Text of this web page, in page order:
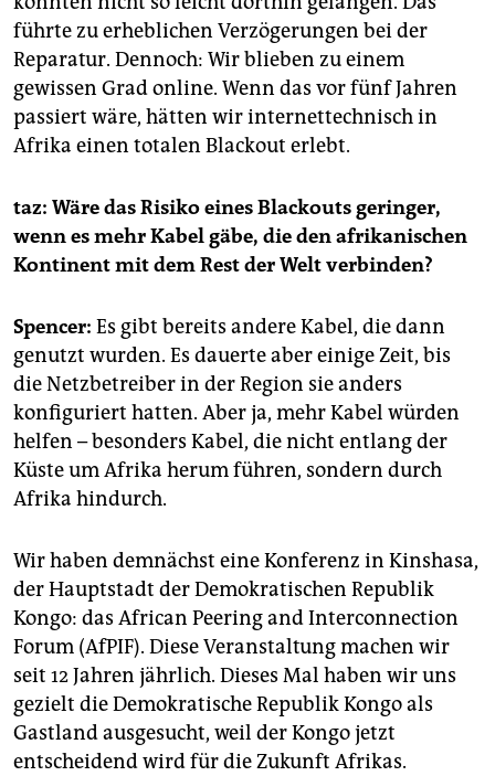
führte zu erheblichen Verzögerungen bei der
Reparatur. Dennoch: Wir blieben zu einem
gewissen Grad online. Wenn das vor fünf Jahren
passiert wäre, hätten wir internettechnisch in
Afrika einen totalen Blackout erlebt.
taz: Wäre das Risiko eines Blackouts geringer,
wenn es mehr Kabel gäbe, die den afrikanischen
Kontinent mit dem Rest der Welt verbinden?
Spencer: Es gibt bereits andere Kabel, die dann
genutzt wurden. Es dauerte aber einige Zeit, bis
die Netzbetreiber in der Region sie anders
konfiguriert hatten. Aber ja, mehr Kabel würden
helfen – besonders Kabel, die nicht entlang der
Küste um Afrika herum führen, sondern durch
Afrika hindurch.
Wir haben demnächst eine Konferenz in Kinshasa,
der Hauptstadt der Demokratischen Republik
Kongo: das African Peering and Interconnection
Forum (AfPIF). Diese Veranstaltung machen wir
seit 12 Jahren jährlich. Dieses Mal haben wir uns
gezielt die Demokratische Republik Kongo als
Gastland ausgesucht, weil der Kongo jetzt
entscheidend wird für die Zukunft Afrikas.